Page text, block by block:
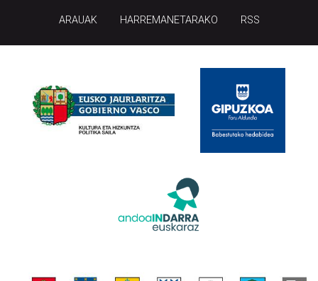
ARAUAK HARREMANETARAKO RSS